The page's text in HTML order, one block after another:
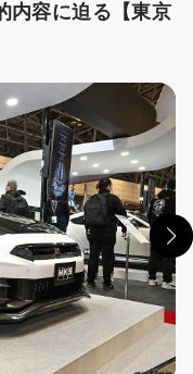
内容に迫る【東京